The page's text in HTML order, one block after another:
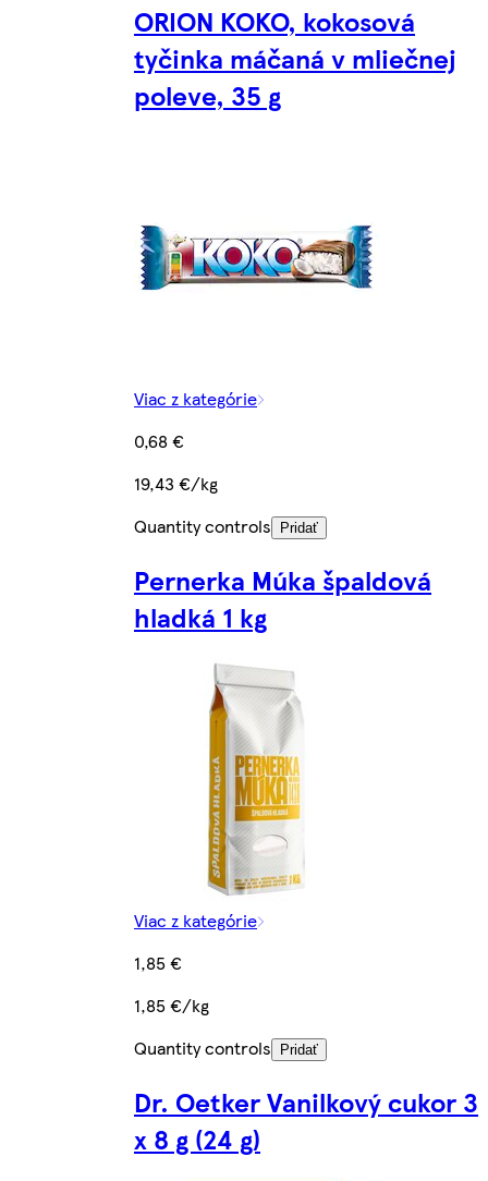
ORION KOKO, kokosová
tyčinka máčaná v mliečnej
poleve, 35 g
Viac z kategórie
0,68 €
19,43 €/kg
Quantity controls
Pridať
Pernerka Múka špaldová
hladká 1 kg
Viac z kategórie
1,85 €
1,85 €/kg
Quantity controls
Pridať
Dr. Oetker Vanilkový cukor 3
x 8 g (24 g)